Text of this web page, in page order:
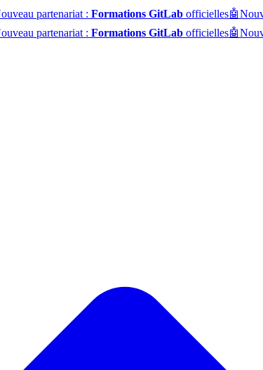
partenariat : Formations GitLab officielles🤖
partenariat : Formations GitLab officielles🤖